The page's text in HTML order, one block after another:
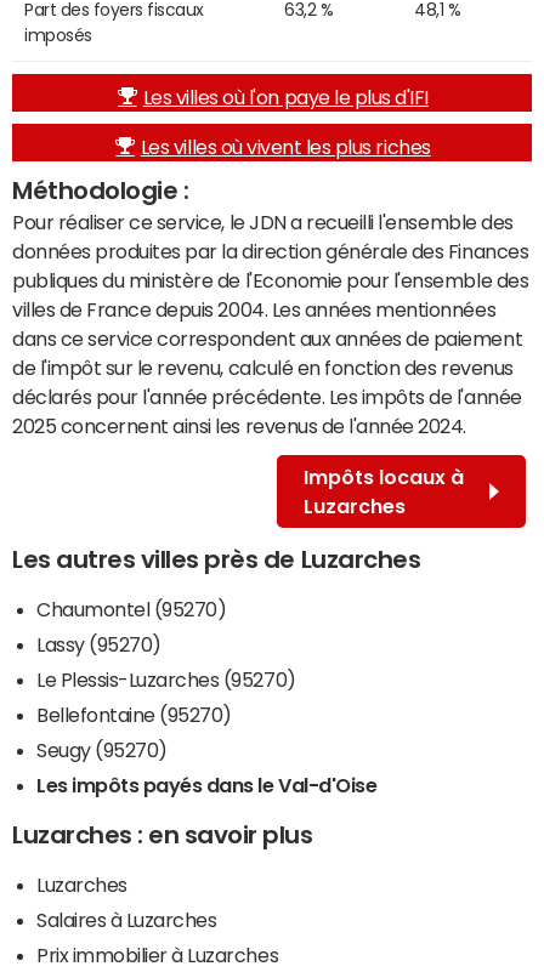
Part des foyers fiscaux
imposés
63,2 % 48,1 %
Les villes où l'on paye le plus d'IFI
Les villes où vivent les plus riches
Méthodologie :
Pour réaliser ce service, le JDN a recueilli l'ensemble des
données produites par la direction générale des Finances
publiques du ministère de l'Economie pour l'ensemble des
villes de France depuis 2004. Les années mentionnées
dans ce service correspondent aux années de paiement
de l'impôt sur le revenu, calculé en fonction des revenus
déclarés pour l'année précédente. Les impôts de l'année
2025 concernent ainsi les revenus de l'année 2024.
Impôts locaux à
Luzarches
Les autres villes près de Luzarches
Chaumontel (95270)
Lassy (95270)
Le Plessis-Luzarches (95270)
Bellefontaine (95270)
Seugy (95270)
Les impôts payés dans le Val-d'Oise
Luzarches : en savoir plus
Luzarches
Salaires à Luzarches
Prix immobilier à Luzarches